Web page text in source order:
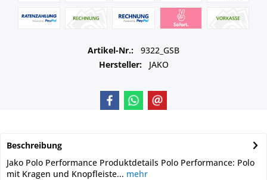
Artikel-Nr.:
9322_GSB
Hersteller:
JAKO
Beschreibung
Jako Polo Performance Produktdetails Polo Performance: Polo
mit Kragen und Knopfleiste... mehr